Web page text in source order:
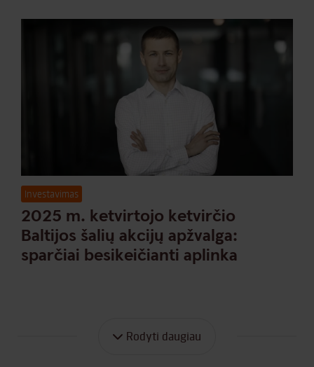
Investavimas
2025 m. ketvirtojo ketvirčio
Baltijos šalių akcijų apžvalga:
sparčiai besikeičianti aplinka
Rodyti daugiau